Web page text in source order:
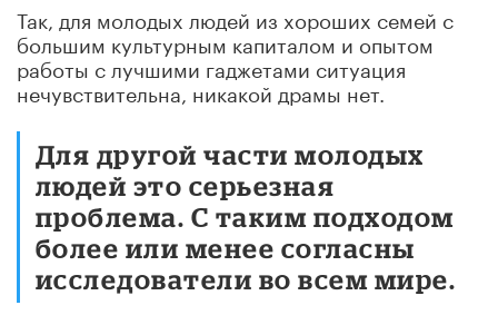
Так, для молодых людей из хороших семей с
большим культурным капиталом и опытом
работы с лучшими гаджетами ситуация
нечувствительна, никакой драмы нет.
Для другой части молодых
людей это серьезная
проблема. С таким подходом
более или менее согласны
исследователи во всем мире.